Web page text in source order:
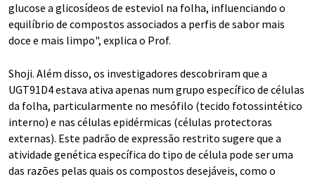
glucose a glicosídeos de esteviol na folha, influenciando o
equilíbrio de compostos associados a perfis de sabor mais
doce e mais limpo", explica o Prof.
Shoji. Além disso, os investigadores descobriram que a
UGT91D4 estava ativa apenas num grupo específico de células
da folha, particularmente no mesófilo (tecido fotossintético
interno) e nas células epidérmicas (células protectoras
externas). Este padrão de expressão restrito sugere que a
atividade genética específica do tipo de célula pode ser uma
das razões pelas quais os compostos desejáveis, como o